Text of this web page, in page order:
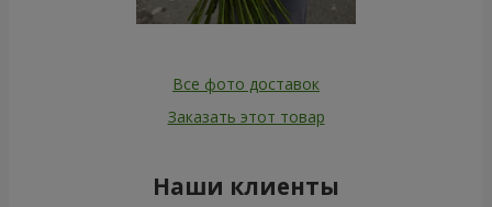
Все фото доставок
Заказать этот товар
Наши клиенты